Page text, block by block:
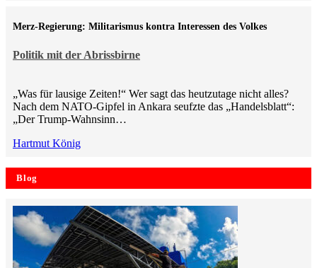
Politik mit der Abrissbirne
Merz-Regierung: Militarismus kontra Inte­ressen des Volkes
„Was für lausige Zeiten!“ Wer sagt das heutzutage nicht alles?
Nach dem NATO-Gipfel in Ankara seufzte das „Handelsblatt“:
„Der Trump-Wahnsinn…
Hartmut König
Blog